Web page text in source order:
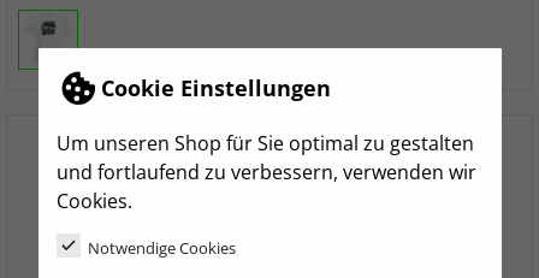
Cookie Einstellungen
Um unseren Shop für Sie optimal zu gestalten
und fortlaufend zu verbessern, verwenden wir
Cookies.
Notwendige Cookies